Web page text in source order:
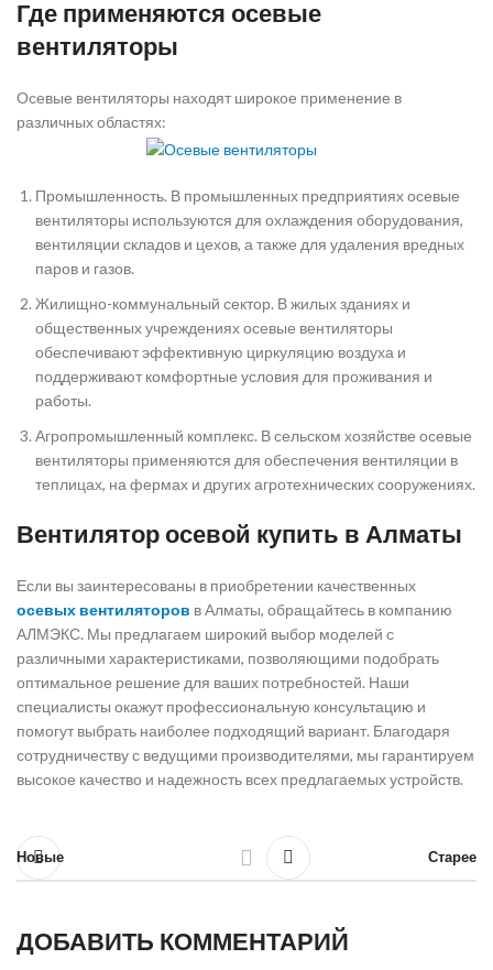
Где применяются осевые
вентиляторы
Осевые вентиляторы находят широкое применение в
различных областях:
Промышленность. В промышленных предприятиях осевые
вентиляторы используются для охлаждения оборудования,
вентиляции складов и цехов, а также для удаления вредных
паров и газов.
Жилищно-коммунальный сектор. В жилых зданиях и
общественных учреждениях осевые вентиляторы
обеспечивают эффективную циркуляцию воздуха и
поддерживают комфортные условия для проживания и
работы.
Агропромышленный комплекс. В сельском хозяйстве осевые
вентиляторы применяются для обеспечения вентиляции в
теплицах, на фермах и других агротехнических сооружениях.
Вентилятор осевой купить в Алматы
Если вы заинтересованы в приобретении качественных
осевых вентиляторов в Алматы, обращайтесь в компанию
АЛМЭКС. Мы предлагаем широкий выбор моделей с
различными характеристиками, позволяющими подобрать
оптимальное решение для ваших потребностей. Наши
специалисты окажут профессиональную консультацию и
помогут выбрать наиболее подходящий вариант. Благодаря
сотрудничеству с ведущими производителями, мы гарантируем
высокое качество и надежность всех предлагаемых устройств.
Новые Старее
ДОБАВИТЬ КОММЕНТАРИЙ